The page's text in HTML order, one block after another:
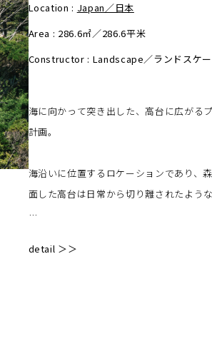
Location : Japan／日本
Area : 286.6㎡／286.6平米
Constructor : Landscape／ランドスケ
海に向かって突き出した、高台に広がる
計画。
海沿いに位置するロケーションであり、
面した高台は日常から切り離されたよう
ス、休憩や倉庫機能を目的としたガレー
detail ＞＞